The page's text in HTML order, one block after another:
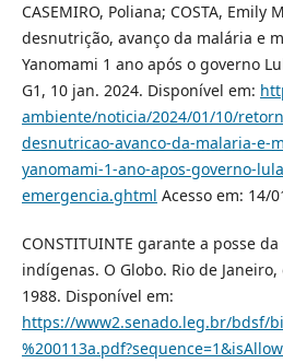
CASEMIRO, Poliana; COSTA,
desnutrição, avanço da malária e
Yanomami 1 ano após o governo
G1, 10 jan. 2024. Disponível em:
ambiente/noticia/2024/01/10/
desnutricao-avanco-da-malaria-e-
yanomami-1-ano-apos-governo-
emergencia.ghtml Acesso em: 14/
CONSTITUINTE garante a posse
indígenas. O Globo. Rio de
1988. Disponível em:
https://www2.senado.leg.br/bdsf/